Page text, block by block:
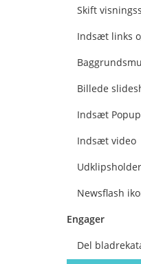
Skift
Indsæt links
Billede
Indsæt
Indsæt video
Udklipsholder
Newsflash
Engager
Del